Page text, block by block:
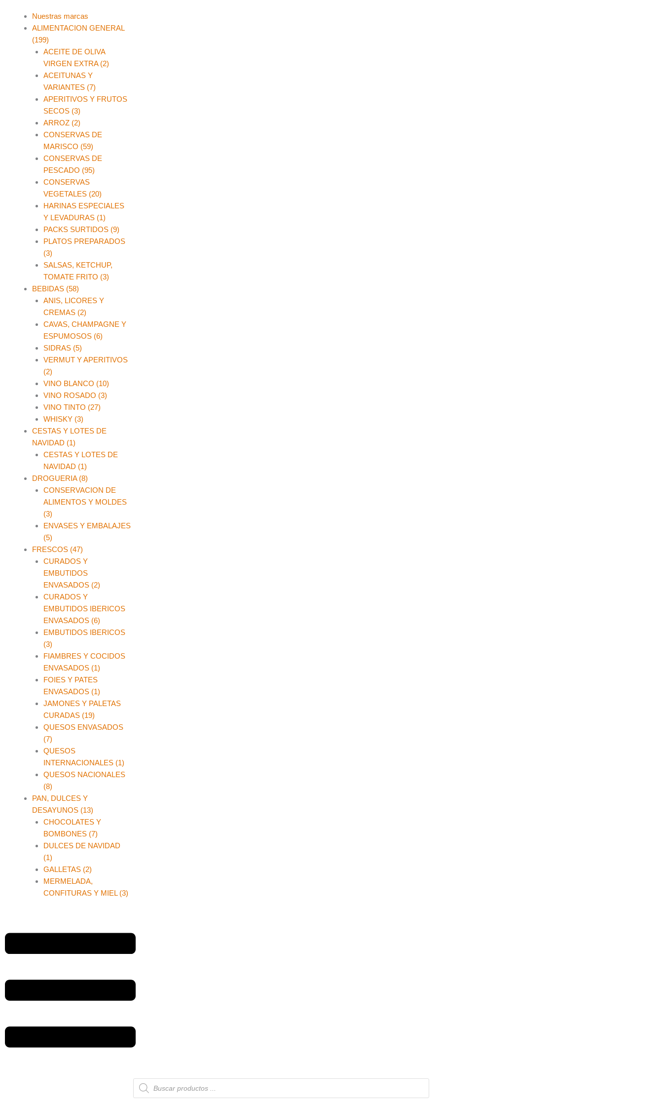
Main
Menu
Nuestras marcas
ALIMENTACION GENERAL
(199)
ACEITE DE OLIVA
VIRGEN EXTRA (2)
ACEITUNAS Y
VARIANTES (7)
APERITIVOS Y FRUTOS
SECOS (3)
ARROZ (2)
CONSERVAS DE
MARISCO (59)
CONSERVAS DE
PESCADO (95)
CONSERVAS
VEGETALES (20)
HARINAS ESPECIALES
Y LEVADURAS (1)
PACKS SURTIDOS (9)
PLATOS PREPARADOS
(3)
SALSAS, KETCHUP,
TOMATE FRITO (3)
BEBIDAS (58)
ANIS, LICORES Y
CREMAS (2)
CAVAS, CHAMPAGNE Y
ESPUMOSOS (6)
SIDRAS (5)
VERMUT Y APERITIVOS
(2)
VINO BLANCO (10)
VINO ROSADO (3)
VINO TINTO (27)
WHISKY (3)
CESTAS Y LOTES DE
NAVIDAD (1)
CESTAS Y LOTES DE
NAVIDAD (1)
DROGUERIA (8)
CONSERVACION DE
ALIMENTOS Y MOLDES
(3)
ENVASES Y EMBALAJES
(5)
FRESCOS (47)
CURADOS Y
EMBUTIDOS
ENVASADOS (2)
CURADOS Y
EMBUTIDOS IBERICOS
ENVASADOS (6)
EMBUTIDOS IBERICOS
(3)
FIAMBRES Y COCIDOS
ENVASADOS (1)
FOIES Y PATES
ENVASADOS (1)
JAMONES Y PALETAS
CURADAS (19)
QUESOS ENVASADOS
(7)
QUESOS
INTERNACIONALES (1)
QUESOS NACIONALES
(8)
PAN, DULCES Y
DESAYUNOS (13)
CHOCOLATES Y
BOMBONES (7)
DULCES DE NAVIDAD
(1)
GALLETAS (2)
MERMELADA,
CONFITURAS Y MIEL (3)
Búsqueda
de
productos